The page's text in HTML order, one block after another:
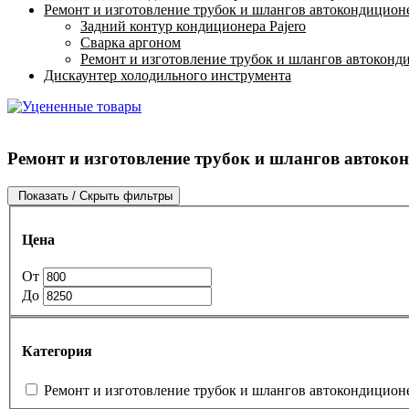
Ремонт и изготовление трубок и шлангов
Задний контур кондиционера Pajero
Сварка аргоном
Ремонт и изготовление трубок и шлангов
Дискаунтер холодильного инструмента
Ремонт и изготовление трубок и шлангов
Показать / Скрыть фильтры
Цена
От
До
Категория
Ремонт и изготовление трубок и шлангов